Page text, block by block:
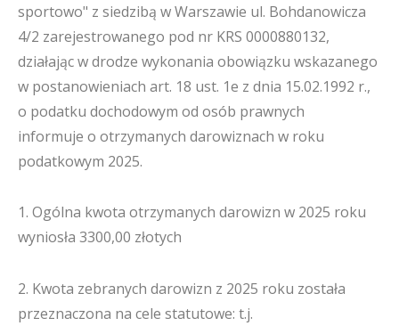
sportowo" z siedzibą w Warszawie ul. Bohdanowicza
4/2 zarejestrowanego pod nr KRS 0000880132,
działając w drodze wykonania obowiązku wskazanego
w postanowieniach art. 18 ust. 1e z dnia 15.02.1992 r.,
o podatku dochodowym od osób prawnych
informuje o otrzymanych darowiznach w roku
podatkowym 2025.
1. Ogólna kwota otrzymanych darowizn w 2025 roku
wyniosła 3300,00 złotych
2. Kwota zebranych darowizn z 2025 roku została
przeznaczona na cele statutowe: t.j.